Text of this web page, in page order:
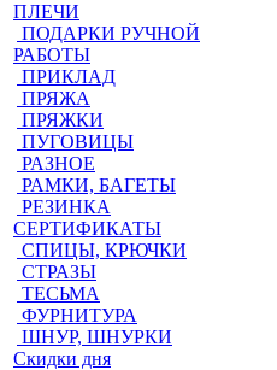
ПЛЕЧИ
ПОДАРКИ РУЧНОЙ
РАБОТЫ
ПРИКЛАД
ПРЯЖА
ПРЯЖКИ
ПУГОВИЦЫ
РАЗНОЕ
РАМКИ, БАГЕТЫ
РЕЗИНКА
СЕРТИФИКАТЫ
СПИЦЫ, КРЮЧКИ
СТРАЗЫ
ТЕСЬМА
ФУРНИТУРА
ШНУР, ШНУРКИ
Скидки дня